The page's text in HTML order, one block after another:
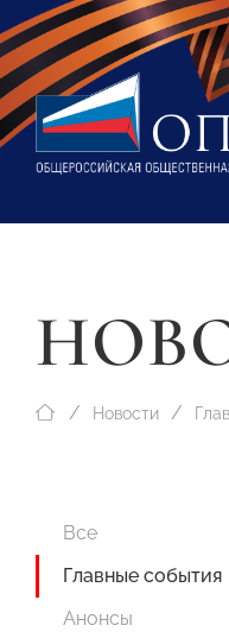
Новости
Все
Главные события
Анонсы